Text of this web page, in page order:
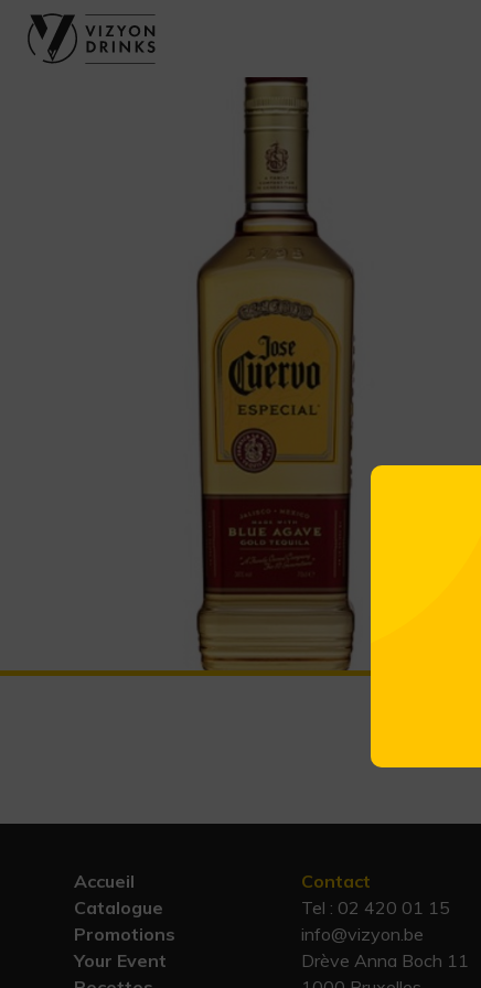
Accueil
Catalogue
Promotions
Your Event
Contact
Tel : 02 420 01 15
info@vizyon.be
Drève Anna Boch 11